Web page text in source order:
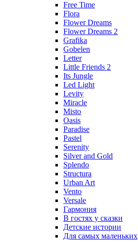
Free Time
Flora
Flower Dreams
Flower Dreams 2
Grafika
Gobelen
Letter
Little Friends 2
Its Jungle
Led Light
Levity
Miracle
Misto
Oasis
Paradise
Pastel
Serenity
Silver and Gold
Splendo
Structura
Urban Art
Vento
Versale
Гармония
В гостях у сказки
Детские истории
Для самых маленьких